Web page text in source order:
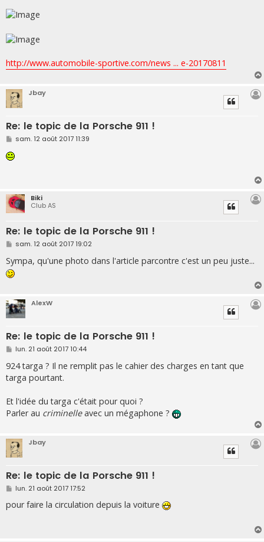
http://www.automobile-sportive.com/news ... e-20170811
Jbay
Re: le topic de la Porsche 911 !
M
s
s
sam. 12 août 2017 11:39
Biki
Club AS
Re: le topic de la Porsche 911 !
M
s
s
a
sam. 12 août 2017 19:02
Sympa, qu'une photo dans l'article parcontre c'est un peu juste...
AlexW
Re: le topic de la Porsche 911 !
M
s
s
a
lun. 21 août 2017 10:44
924 targa ? Il ne remplit pas le cahier des charges en tant que
targa pourtant.
Et l'idée du targa c'était pour quoi ?
Parler au criminelleavec un mégaphone ?
Jbay
Re: le topic de la Porsche 911 !
M
s
s
lun. 21 août 2017 17:52
pour faire la circulation depuis la voiture